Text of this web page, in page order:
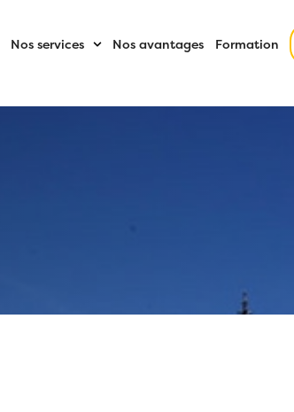
Nos services Nos avantages Formation